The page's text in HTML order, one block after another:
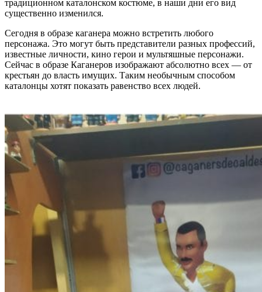
традиционном каталонском костюме, в наши дни его вид
существенно изменился.
Сегодня в образе каганера можно встретить любого
персонажа. Это могут быть представители разных профессий,
известные личности, кино герои и мультяшные персонажи.
Сейчас в образе Каганеров изображают абсолютно всех — от
крестьян до власть имущих. Таким необычным способом
каталонцы хотят показать равенство всех людей.